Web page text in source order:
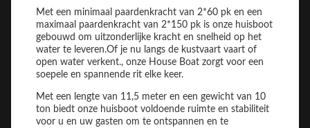
Met een minimaal paardenkracht van 2*60 pk en een
maximaal paardenkracht van 2*150 pk is onze huisboot
gebouwd om uitzonderlijke kracht en snelheid op het
water te leveren.Of je nu langs de kustvaart vaart of
open water verkent., onze House Boat zorgt voor een
soepele en spannende rit elke keer.
Met een lengte van 11,5 meter en een gewicht van 10
ton biedt onze huisboot voldoende ruimte en stabiliteit
voor u en uw gasten om te ontspannen en te